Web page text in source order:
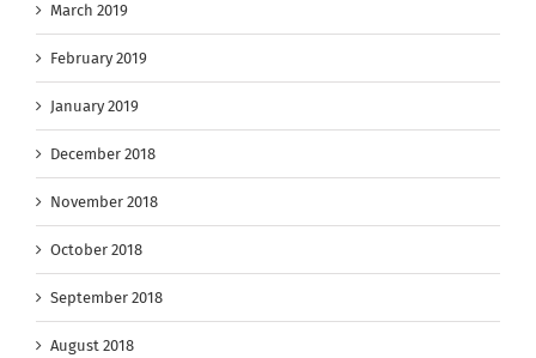
March 2019
February 2019
January 2019
December 2018
November 2018
October 2018
September 2018
August 2018